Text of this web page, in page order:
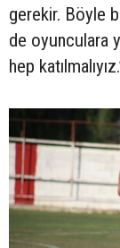
gerekir. Böyle
de oyunculara
hep